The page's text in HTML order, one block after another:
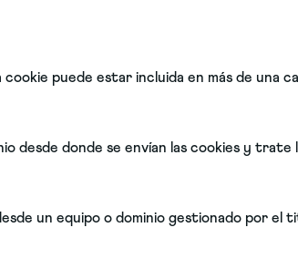
puede estar incluida en más de una
desde donde se envían las cookies y
un equipo o dominio gestionado por